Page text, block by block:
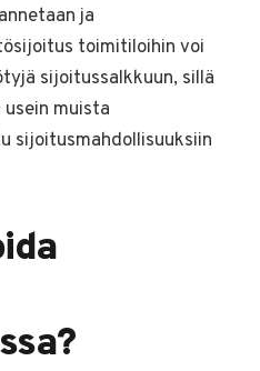
ja
toimitiloihin voi
sijoitussalkkuun, sillä
muista
sijoitusmahdollisuuksiin